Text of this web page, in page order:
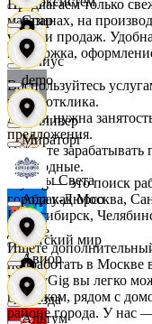
Гелиус
Гулливер
Дары Света
Детский мир
Звезда
Cпар
demo
Мираторг
Абрау-Дюрсо
Авиор
Альтум
Предлагаем только
магазинах, на
услуг и продаж.
поддержка,
Воспользуйтесь
после отклика.
А если нужна
предложения.
Начните зарабатывать
в выходные.
MyGig — это поиск
города как Москва,
Новосибирск,
другие.
Ищете
подработать в Москве
На MyGig вы легко
графиком, рядом с
районе города. У нас